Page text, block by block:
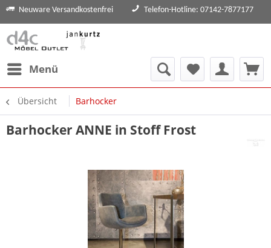
Neuware Versandkostenfrei Telefon-Hotline: 07142-7877177
Menü
Übersicht Barhocker
Barhocker ANNE in Stoff Frost